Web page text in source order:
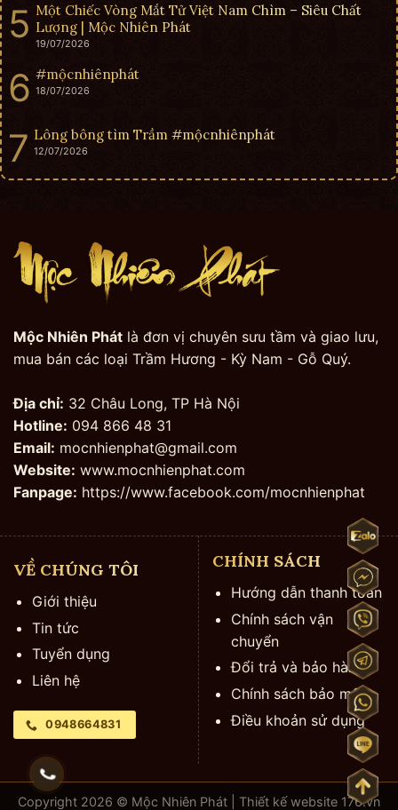
Một Chiếc Vòng Mắt Tử Việt Nam Chìm – Siêu Chất
Lượng | Mộc Nhiên Phát
19/07/2026
#mộcnhiênphát
18/07/2026
Lông bông tìm Trầm #mộcnhiênphát
12/07/2026
Mộc Nhiên Phát là đơn vị chuyên sưu tầm và giao lưu,
mua bán các loại Trầm Hương - Kỳ Nam - Gỗ Quý.
Địa chỉ: 32 Châu Long, TP Hà Nội
Hotline: 094 866 48 31
Email: mocnhienphat@gmail.com
Website: www.mocnhienphat.com
Fanpage: https://www.facebook.com/mocnhienphat
VỀ CHÚNG TÔI
Giới thiệu
Tin tức
Tuyển dụng
Liên hệ
0948664831
CHÍNH SÁCH
Hướng dẫn thanh toán
Chính sách vận
chuyển
Đổi trả và bảo hành
Chính sách bảo mật
Điều khoản sử dụng
Copyright 2026 © Mộc Nhiên Phát | Thiết kế website 176.vn